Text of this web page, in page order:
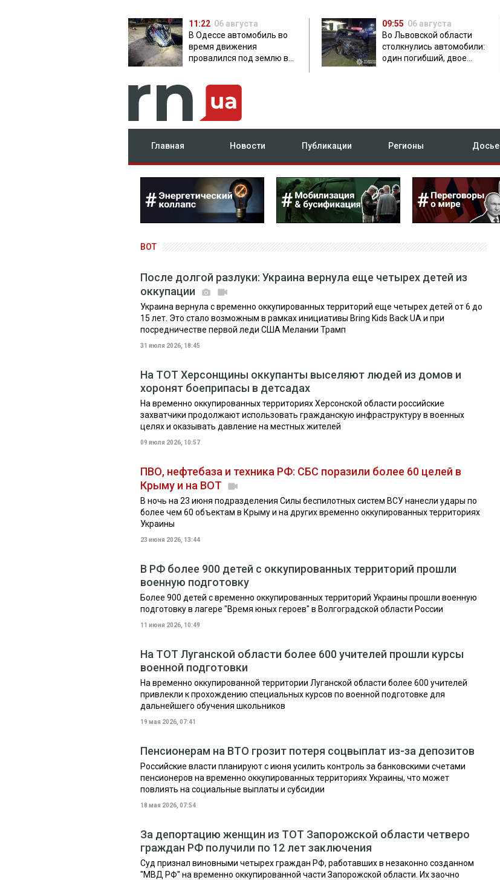
11:22 06 августа
В Одессе автомобиль во
время движения
провалился под землю в
09:55 06 августа
Во Львовской области
столкнулись автомобили:
один погибший, двое
Главная Новости Публикации Регионы Досье
ВОТ
После долгой разлуки: Украина вернула еще четырех детей из
оккупации
Украина вернула с временно оккупированных территорий еще четырех детей от 6 до
15 лет. Это стало возможным в рамках инициативы Bring Kids Back UA и при
посредничестве первой леди США Мелании Трамп
31 июля 2026, 18:45
На ТОТ Херсонщины оккупанты выселяют людей из домов и
хоронят боеприпасы в детсадах
На временно оккупированных территориях Херсонской области российские
захватчики продолжают использовать гражданскую инфраструктуру в военных
целях и оказывать давление на местных жителей
09 июля 2026, 10:57
ПВО, нефтебаза и техника РФ: СБС поразили более 60 целей в
Крыму и на ВОТ
В ночь на 23 июня подразделения Силы беспилотных систем ВСУ нанесли удары по
более чем 60 объектам в Крыму и на других временно оккупированных территориях
Украины
23 июня 2026, 13:44
В РФ более 900 детей с оккупированных территорий прошли
военную подготовку
Более 900 детей с временно оккупированных территорий Украины прошли военную
подготовку в лагере "Время юных героев" в Волгоградской области России
11 июня 2026, 10:49
На ТОТ Луганской области более 600 учителей прошли курсы
военной подготовки
На временно оккупированной территории Луганской области более 600 учителей
привлекли к прохождению специальных курсов по военной подготовке для
дальнейшего обучения школьников
19 мая 2026, 07:41
Пенсионерам на ВТО грозит потеря соцвыплат из-за депозитов
Российские власти планируют с июня усилить контроль за банковскими счетами
пенсионеров на временно оккупированных территориях Украины, что может
повлиять на социальные выплаты и субсидии
18 мая 2026, 07:54
За депортацию женщин из ТОТ Запорожской области четверо
граждан РФ получили по 12 лет заключения
Суд признал виновными четырех граждан РФ, работавших в незаконно созданном
"МВД РФ" на временно оккупированной части Запорожской области. Их заочно